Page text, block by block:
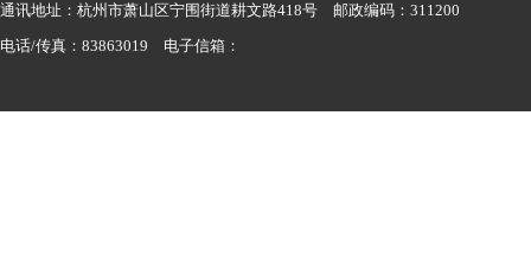
通讯地址：杭州市萧山区宁围街道耕文路418号 邮政编码：311200
电话/传真：83863019 电子信箱：